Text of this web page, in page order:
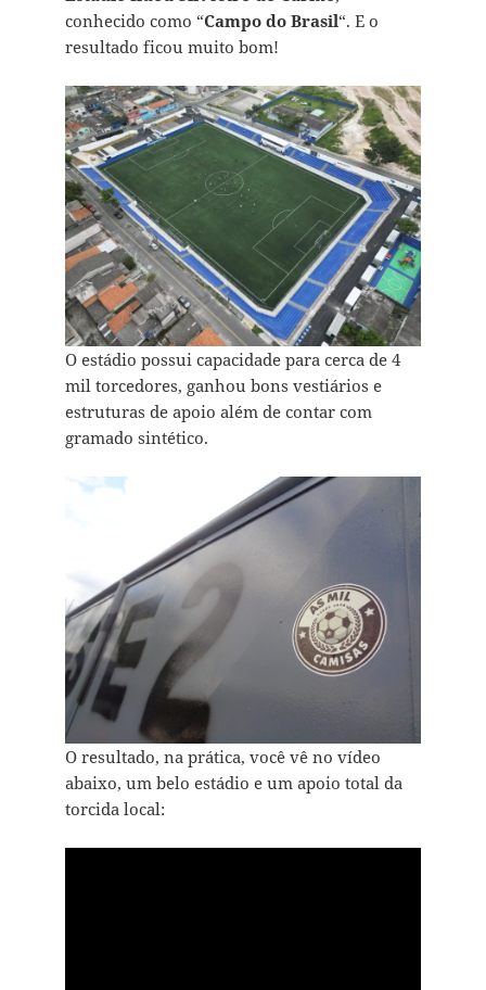
conhecido como “Campo do Brasil“. E o
resultado ficou muito bom!
O estádio possui capacidade para cerca de 4
mil torcedores, ganhou bons vestiários e
estruturas de apoio além de contar com
gramado sintético.
O resultado, na prática, você vê no vídeo
abaixo, um belo estádio e um apoio total da
torcida local: